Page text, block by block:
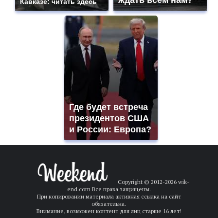
13:59«Диктант Победы» на отлично: проверьте знания о
событиях Великой Отечественной войны на платформе
Общественность Севастополя призвала власти города
увековечить наследие Юрия Лужкова
Цифровой фундамент: «Ростелеком» и Российский
союз строителей поддержат технологическое развитие
строительной отрасли
Где будет встреча
президентов США
и России: Европа?
Copyright © 2012-2026 wik-
end.com Все права защищены.
При копировании материала активная ссылка на сайт
обязательна.
Внимание, возможен контент для лиц старше 16 лет!